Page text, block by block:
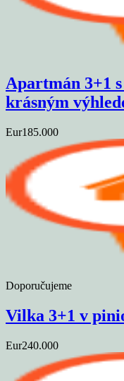
Apartmán 3+1
krásným
Eur185.000
Doporučujeme
Vilka 3+1 v
Eur240.000